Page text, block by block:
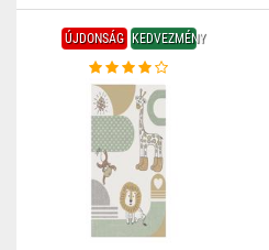
ÚJDONSÁG KEDVEZMÉNY